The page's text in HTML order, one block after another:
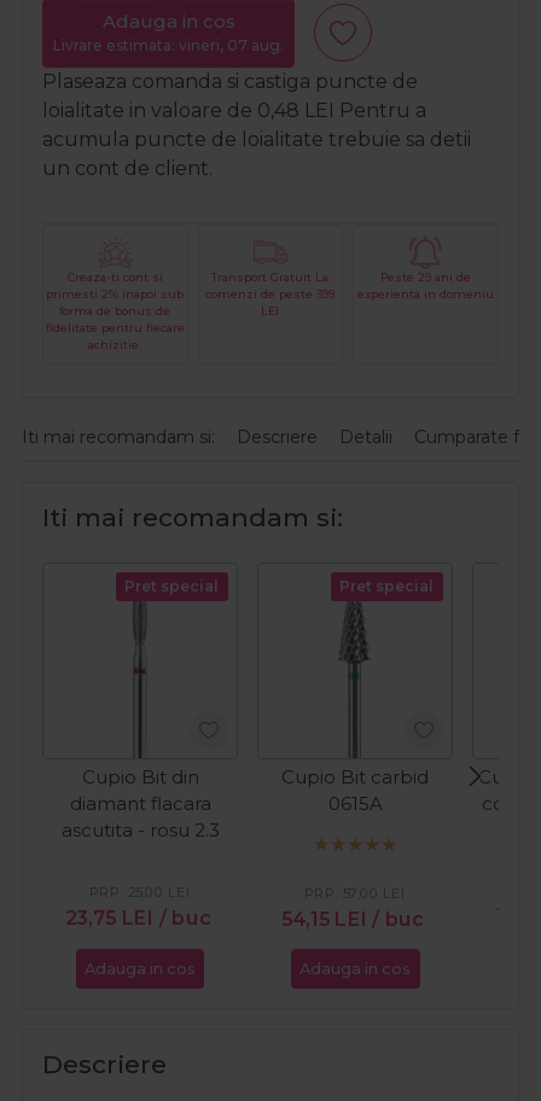
Adauga in cos
Livrare estimata: vineri, 07 aug.
Plaseaza comanda si castiga puncte de
loialitate in valoare de 0,48 LEI Pentru a
acumula puncte de loialitate trebuie sa detii
un cont de client.
Creaza-ti cont si
primesti 2% inapoi sub
forma de bonus de
fidelitate pentru fiecare
achizitie.
Transport Gratuit La
comenzi de peste 399
LEI
Peste 29 ani de
experienta in domeniu
Iti mai recomandam si: Descriere Detalii Cumparate
Iti mai recomandam si:
Pret special
Cupio Bit din
diamant flacara
ascutita - rosu 2.3
23,75 LEI / buc
PRP: 25,00 LEI
Adauga in cos
Pret special
Cupio Bit carbid
0615A
54,15 LEI / buc
PRP: 57,00 LEI
Adauga in cos
Cupio
conic
Descriere